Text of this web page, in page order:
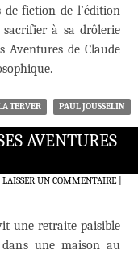
de fiction de l’édition
sacrifier à sa drôlerie
Aventures de Claude
TERVER PAUL JOUSSELIN
AVENTURES
LAISSER UN COMMENTAIRE|
une retraite paisible
une maison au